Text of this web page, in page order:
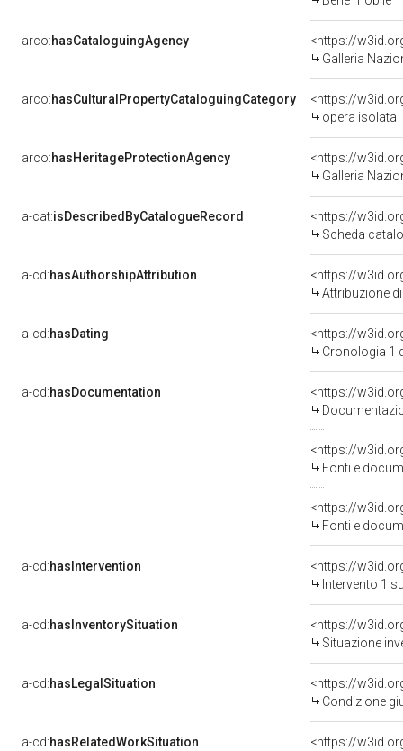
arco:hasCataloguingAgency
<https://
Galleria
arco:hasCulturalPropertyCataloguingCategory
<https://
opera isolata
arco:hasHeritageProtectionAgency
<https://
Galleria
a-cat:isDescribedByCatalogueRecord
<https://
Scheda
a-cd:hasAuthorshipAttribution
Attribuzione
a-cd:hasDating
<https://
Cronologia 1
a-cd:hasDocumentation
<https://
Fonti e
<https://
Fonti e
a-cd:hasIntervention
<https://
Intervento 1
a-cd:hasInventorySituation
<https://
Situazione
a-cd:hasLegalSituation
Condizione
a-cd:hasRelatedWorkSituation
<https://